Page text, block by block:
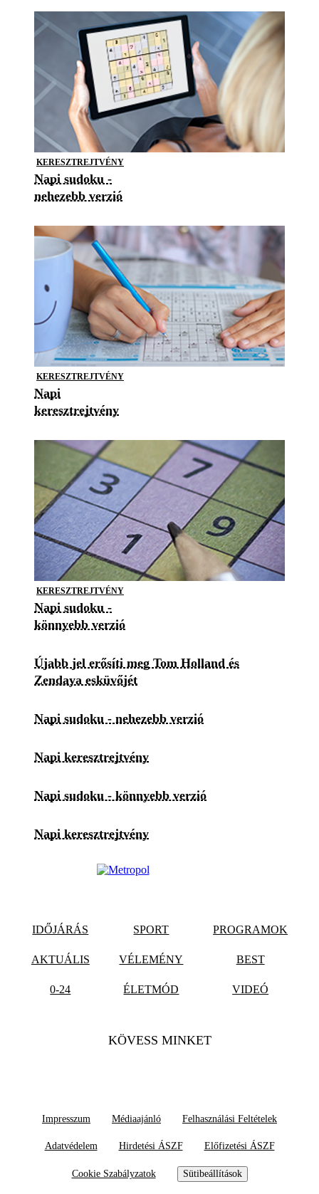
KERESZTREJTVÉNY
Napi sudoku -
nehezebb verzió
KERESZTREJTVÉNY
Napi
keresztrejtvény
KERESZTREJTVÉNY
Napi sudoku -
könnyebb verzió
Újabb jel erősíti meg Tom Holland és
Zendaya esküvőjét
Napi sudoku - nehezebb verzió
Napi keresztrejtvény
Napi sudoku - könnyebb verzió
Napi keresztrejtvény
IDŐJÁRÁS SPORT PROGRAMOK
AKTUÁLIS VÉLEMÉNY BEST
0-24 ÉLETMÓD VIDEÓ
KÖVESS MINKET
Impresszum Médiaajánló Felhasználási Feltételek
Adatvédelem Hirdetési ÁSZF Előfizetési ÁSZF
Cookie Szabályzatok Sütibeállítások